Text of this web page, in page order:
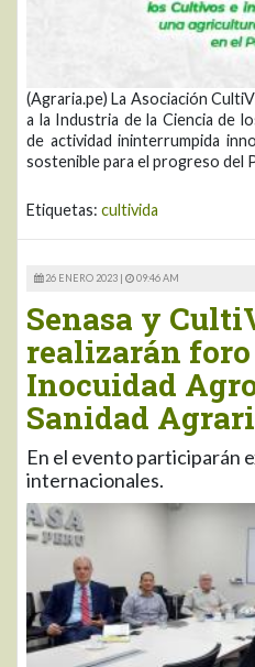
(Agraria.pe) La Asociación
a la Industria de la Ciencia de
de actividad ininterrumpida
sostenible para el progreso del
Etiquetas: cultivida
26 ENERO 2023 | 09:46 AM
Senasa y
realizarán foro
Inocuidad
Sanidad
En el evento participarán
internacionales.